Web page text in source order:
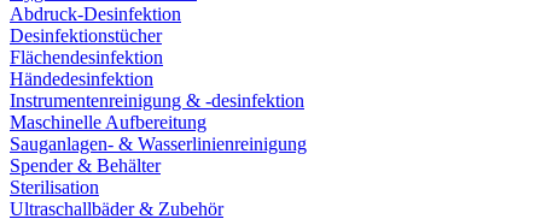
Abdruck-Desinfektion
Desinfektionstücher
Flächendesinfektion
Händedesinfektion
Instrumentenreinigung & -desinfektion
Maschinelle Aufbereitung
Sauganlagen- & Wasserlinienreinigung
Spender & Behälter
Sterilisation
Ultraschallbäder & Zubehör